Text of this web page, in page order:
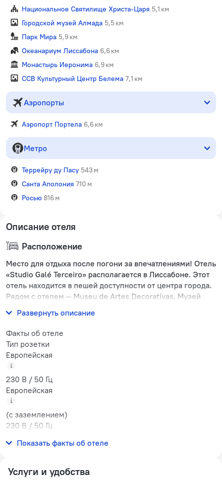
Национальное Святилище Христа-Царя 5,1 км
Городской музей Алмада 5,5 км
Парк Мира 5,9 км
Океанариум Лиссабона 6,6 км
Монастырь Иеронима 6,9 км
CCB Культурный Центр Белема 7,1 км
Аэропорты
Аэропорт Портела 6,6 км
Метро
Террейру ду Пасу 543 м
Санта Аполония 710 м
Росью 816 м
Описание отеля
Расположение
Место для отдыха после погони за впечатлениями! Отель
«Studio Galé Terceiro» располагается в Лиссабоне. Этот
отель находится в пешей доступности от центра города.
Рядом с отелем — Museu de Artes Decorativas, Музей
Развернуть описание
Факты об отеле
Тип розетки
Европейская
230 В / 50 Гц
Европейская
(с заземлением)
230 В / 50 Гц
1 номер
Показать факты об отеле
Услуги и удобства